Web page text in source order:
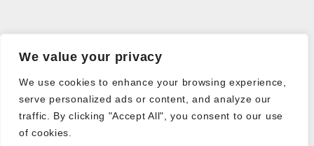
We value your privacy
We use cookies to enhance your browsing experience,
serve personalized ads or content, and analyze our
traffic. By clicking "Accept All", you consent to our use
of cookies.